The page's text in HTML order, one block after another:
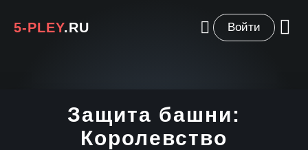
5-PLEY.RU Войти
Защита башни:
Королевство